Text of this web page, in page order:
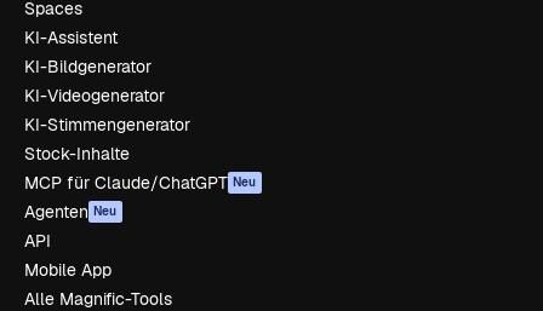
Spaces
KI-Assistent
KI-Bildgenerator
KI-Videogenerator
KI-Stimmengenerator
Stock-Inhalte
MCP für Claude/ChatGPT Neu
Agenten Neu
API
Mobile App
Alle Magnific-Tools